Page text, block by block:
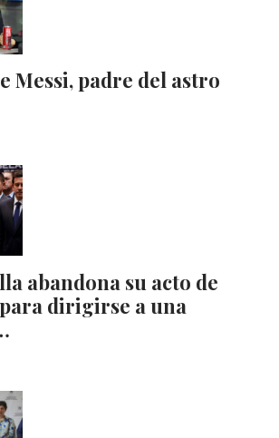
Messi, padre del astro
abandona su acto de
dirigirse a una